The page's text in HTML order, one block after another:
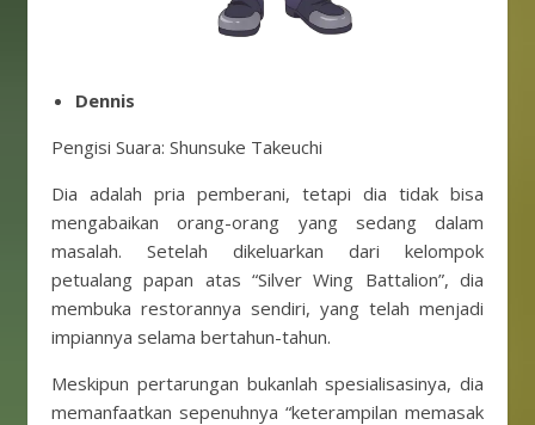
Dennis
Pengisi Suara: Shunsuke Takeuchi
Dia adalah pria pemberani, tetapi dia tidak bisa
mengabaikan orang-orang yang sedang dalam
masalah. Setelah dikeluarkan dari kelompok
petualang papan atas “Silver Wing Battalion”, dia
membuka restorannya sendiri, yang telah menjadi
impiannya selama bertahun-tahun.
Meskipun pertarungan bukanlah spesialisasinya, dia
memanfaatkan sepenuhnya “keterampilan memasak